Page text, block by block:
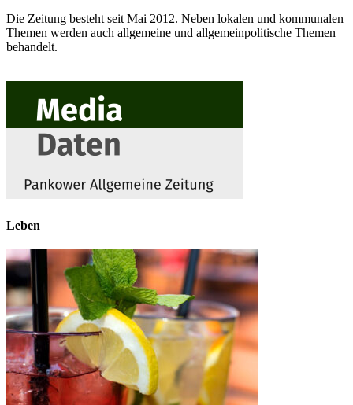
Die Zeitung besteht seit Mai 2012. Neben lokalen und kommunalen
Themen werden auch allgemeine und allgemeinpolitische Themen
behandelt.
Leben